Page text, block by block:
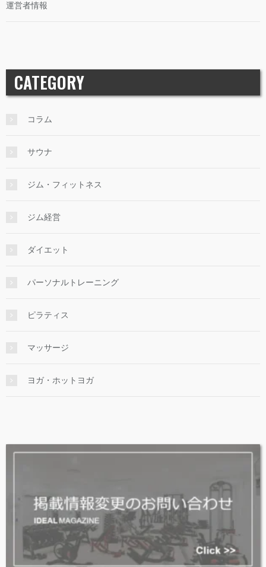
運営者情報
CATEGORY
コラム
サウナ
ジム・フィットネス
ジム経営
ダイエット
パーソナルトレーニング
ピラティス
マッサージ
ヨガ・ホットヨガ